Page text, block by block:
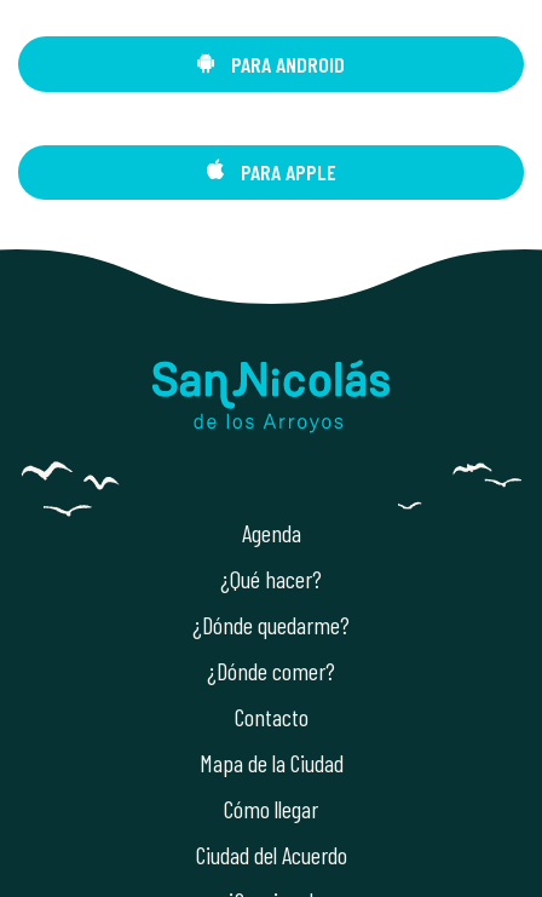
PARA ANDROID
PARA APPLE
Agenda
¿Qué hacer?
¿Dónde quedarme?
¿Dónde comer?
Contacto
Mapa de la Ciudad
Cómo llegar
Ciudad del Acuerdo